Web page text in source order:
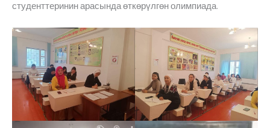
студенттеринин арасында өткөрүлгөн олимпиада.